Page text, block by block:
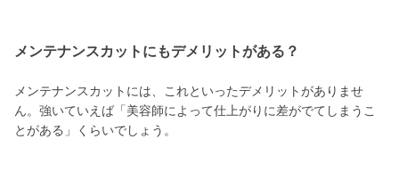
メンテナンスカットにもデメリットがある？
メンテナンスカットには、これといったデメリットがありませ
ん。強いていえば「美容師によって仕上がりに差がでてしまうこ
とがある」くらいでしょう。